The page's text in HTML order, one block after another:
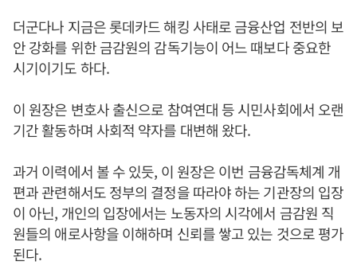
더군다나 지금은 롯데카드 해킹 사태로 금융산업 전반의 보
안 강화를 위한 금감원의 감독기능이 어느 때보다 중요한
시기이기도 하다.
이 원장은 변호사 출신으로 참여연대 등 시민사회에서 오랜
기간 활동하며 사회적 약자를 대변해 왔다.
과거 이력에서 볼 수 있듯, 이 원장은 이번 금융감독체계 개
편과 관련해서도 정부의 결정을 따라야 하는 기관장의 입장
이 아닌, 개인의 입장에서는 노동자의 시각에서 금감원 직
원들의 애로사항을 이해하며 신뢰를 쌓고 있는 것으로 평가
된다.